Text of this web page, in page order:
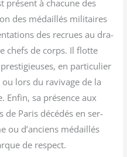
pré­sent à cha­cune des
des médaillés mili­taires
des recrues au dra­
chefs de corps. Il flotte
en par­ti­cu­lier
lors du ravi­vage de la
Enfin, sa pré­sence aux
de Paris décé­dés en ser­
ou d’anciens médaillés
de respect.